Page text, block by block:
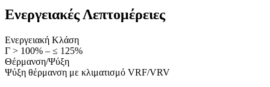
Ενεργειακές Λεπτομέρειες
Ενεργειακή Κλάση
Γ > 100% – ≤ 125%
Θέρμανση/Ψύξη
Ψύξη θέρμανση με κλιματισμό VRF/VRV